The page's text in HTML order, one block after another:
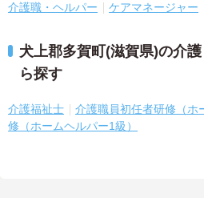
介護職・ヘルパー ケアマネージャー
犬上郡多賀町(滋賀県)の介
ら探す
介護福祉士 介護職員初任者研修（ホ
修（ホームヘルパー1級）